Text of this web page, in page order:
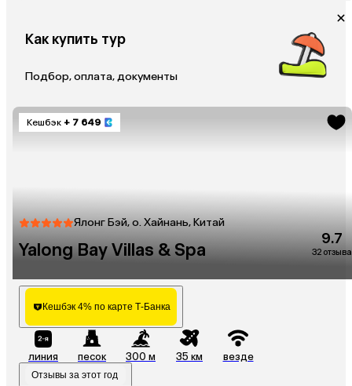
Как купить тур
Подбор, оплата, документы
Кешбэк + 7 649
Ялонг Бэй, о. Хайнань, Китай
Yalong Bay Villas & Spa
9.7
32 отзыва
Кешбэк 4% по карте Т-Банка
линия песок 300 м 35 км везде
Отзывы за этот год